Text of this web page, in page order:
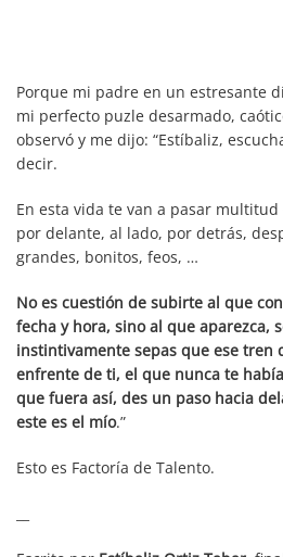
Porque mi padre en un estresante
mi perfecto puzle desarmado,
observó y me dijo: “Estíbaliz,
decir.
En esta vida te van a pasar
por delante, al lado, por detrás,
grandes, bonitos, feos, …
No es cuestión de subirte al que
fecha y hora, sino al que aparezca,
instintivamente sepas que ese tren
enfrente de ti, el que nunca te
que fuera así, des un paso hacia
este es el mío.”
Esto es Factoría de Talento.